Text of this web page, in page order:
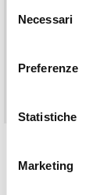
delNecessari
Preferenze
Statistiche
Marketing